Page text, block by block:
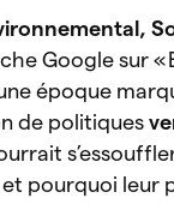
Google sur «
époque
de politiques
pourquoi leur